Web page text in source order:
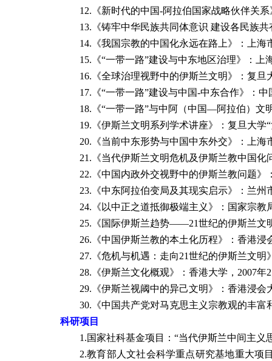
12. 《新时代的中国-阿拉伯国家战略伙伴关
13. 《铸牢中华民族共同体意识 建设各民族
14. 《我国宗教的中国化永远在路上》：上
15. 《“一带一路”建设与中东地区治理》：
16. 《全球治理视野中的伊斯兰文明》：复旦
17. 《“一带一路”建设与中国-中东合作》：
18. 《“一带一路”与中阿（中国—阿拉伯）文
19. 《伊斯兰文明系列学术讲座》：复旦大学
20. 《当前中东形势与中国中东外交》：上
21. 《当代伊斯兰文明危机及伊斯兰教中国
22. 《中国内政外交视野中的伊斯兰教问题
23. 《中东阿拉伯变局及其现实启示》：兰州
24. 《以中正之道抵御极端主义》：国家宗
25. 《国际伊斯兰趋势——21世纪的伊斯兰文
26. 《中国伊斯兰教的本土化历程》：香港
27. 《危机与机遇：走向21世纪的伊斯兰文
28. 《伊斯兰文化概观》：香港大学，2007年
29. 《伊斯兰视阈中的异己文明》：香港浸
30. 《中国共产党对马克思主义宗教观的丰
科研项目
1.国家社科基金项目：“当代伊斯兰中间主义
2.教育部人文社会科学重点研究基地重大项